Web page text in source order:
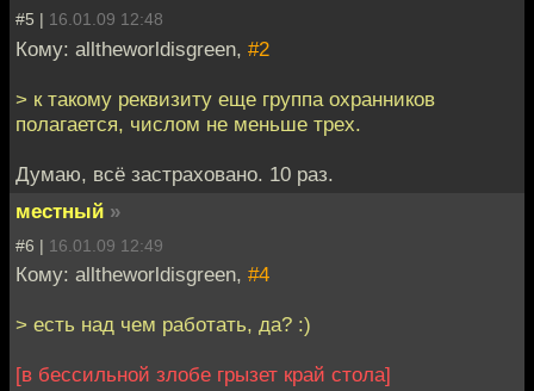
#5 | 16.01.09 12:48
Кому: alltheworldisgreen, #2
> к такому реквизиту еще группа охранников
полагается, числом не меньше трех.
Думаю, всё застраховано. 10 раз.
местный »
#6 | 16.01.09 12:49
Кому: alltheworldisgreen, #4
> есть над чем работать, да? :)
[в бессильной злобе грызет край стола]